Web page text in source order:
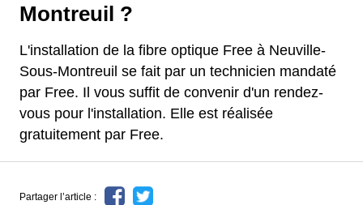
Montreuil ?
L'installation de la fibre optique Free à Neuville-
Sous-Montreuil se fait par un technicien mandaté
par Free. Il vous suffit de convenir d'un rendez-
vous pour l'installation. Elle est réalisée
gratuitement par Free.
Partager l’article :